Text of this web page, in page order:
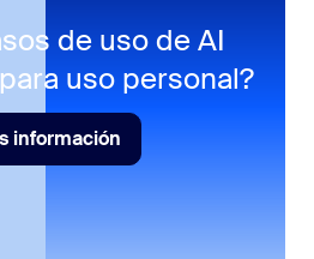
de uso de AI
uso personal?
información
información